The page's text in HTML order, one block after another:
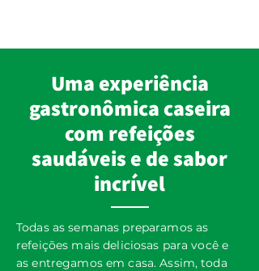
​Uma experiência
gastronômica caseira
com refeições
saudáveis ​​e de sabor
incrível
Todas as semanas preparamos as
refeições mais deliciosas para você e
as entregamos em casa. Assim, toda